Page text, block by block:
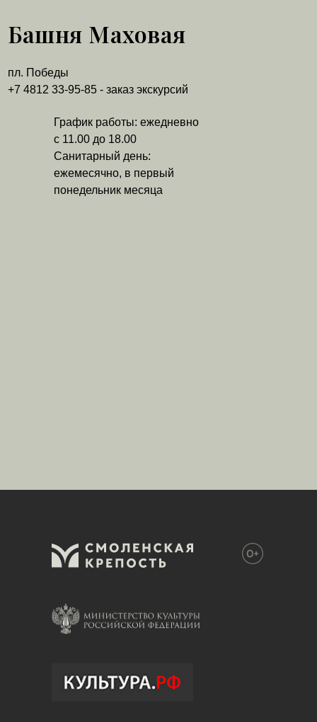
График работы: ежедневно
с 11.00 до 18.00
Санитарный день:
ежемесячно, в первый
понедельник месяца
Башня Маховая
пл. Победы
+7 4812 33-95-85 - заказ экскурсий